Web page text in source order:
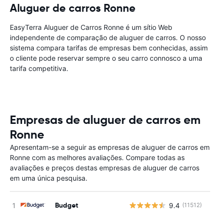
Aluguer de carros Ronne
EasyTerra Aluguer de Carros Ronne é um sítio Web
independente de comparação de aluguer de carros. O nosso
sistema compara tarifas de empresas bem conhecidas, assim
o cliente pode reservar sempre o seu carro connosco a uma
tarifa competitiva.
Empresas de aluguer de carros em
Ronne
Apresentam-se a seguir as empresas de aluguer de carros em
Ronne com as melhores avaliações. Compare todas as
avaliações e preços destas empresas de aluguer de carros
em uma única pesquisa.
Budget 9.4 (11512)